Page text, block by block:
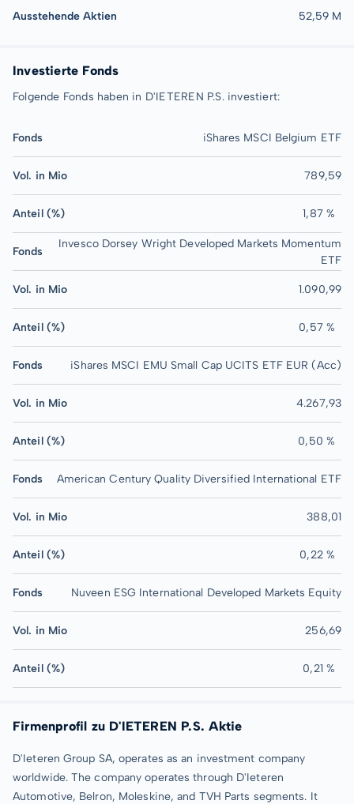
Ausstehende Aktien 52,59 M
Investierte Fonds
Folgende Fonds haben in D'IETEREN P.S. investiert:
Fonds iShares MSCI Belgium ETF
Vol. in Mio 789,59
Anteil (%) 1,87 %
Fonds
Invesco Dorsey Wright Developed Markets Momentum
ETF
Vol. in Mio 1.090,99
Anteil (%) 0,57 %
Fonds iShares MSCI EMU Small Cap UCITS ETF EUR (Acc)
Vol. in Mio 4.267,93
Anteil (%) 0,50 %
Fonds American Century Quality Diversified International ETF
Vol. in Mio 388,01
Anteil (%) 0,22 %
Fonds Nuveen ESG International Developed Markets Equity
Vol. in Mio 256,69
Anteil (%) 0,21 %
Firmenprofil zu D'IETEREN P.S. Aktie
D'Ieteren Group SA, operates as an investment company
worldwide. The company operates through D'Ieteren
Automotive, Belron, Moleskine, and TVH Parts segments. It